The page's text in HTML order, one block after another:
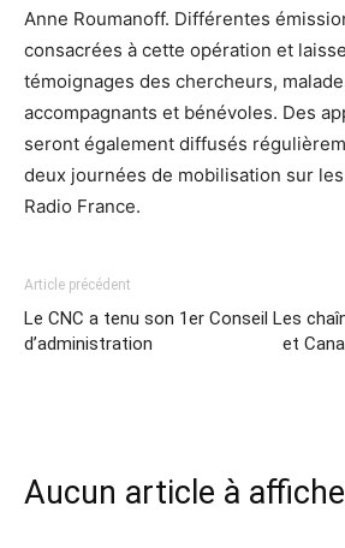
Anne Roumanoff. Différentes
consacrées à cette opération et
témoignages des chercheurs,
accompagnants et bénévoles. Des
seront également diffusés
deux journées de mobilisation sur
Radio France.
Article précédent
Le CNC a tenu son 1er Conseil
d’administration
Les
et
Aucun article à